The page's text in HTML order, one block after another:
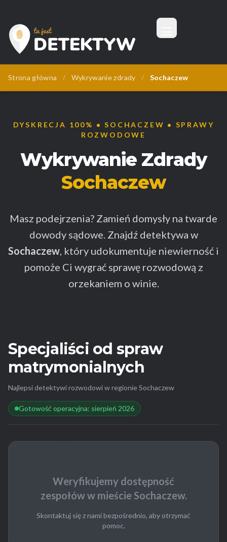
Tu Jest Detektyw
Menu
Strona główna / Wykrywanie zdrady / Sochaczew
DYSKRECJA 100% • SOCHACZEW • SPRAWY
ROZWODOWE
Wykrywanie Zdrady
Sochaczew
Masz podejrzenia? Zamień domysły na twarde
dowody sądowe. Znajdź detektywa w
Sochaczew, który udokumentuje niewierność i
pomoże Ci wygrać sprawę rozwodową z
orzekaniem o winie.
Specjaliści od spraw
matrymonialnych
Najlepsi detektywi rozwodowi w regionie Sochaczew
Gotowość operacyjna: sierpień 2026
Weryfikujemy dostępność
zespołów w mieście Sochaczew.
Skontaktuj się z nami bezpośrednio, aby otrzymać
pomoc.